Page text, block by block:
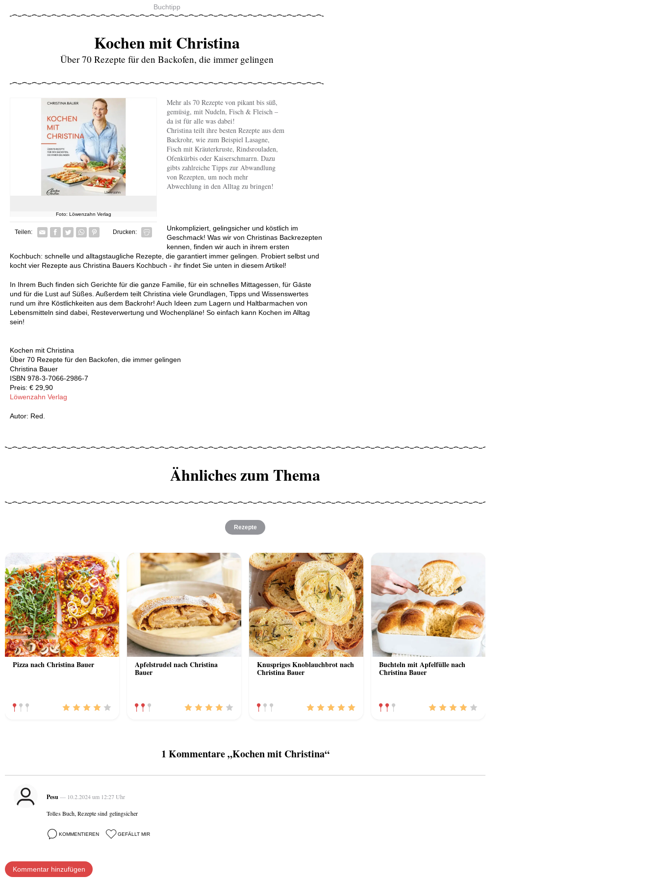
Buchtipp
Kochen mit Christina
Über 70 Rezepte für den Backofen, die immer gelingen
Foto: Löwenzahn Verlag
Teilen: Facebook
TwitterWhatsapp senden
Pin it Drucken:
Mehr als 70 Rezepte von pikant bis süß,
gemüsig, mit Nudeln, Fisch & Fleisch –
da ist für alle was dabei!
Christina teilt ihre besten Rezepte aus dem
Backrohr, wie zum Beispiel Lasagne,
Fisch mit Kräuterkruste, Rindsrouladen,
Ofenkürbis oder Kaiserschmarrn. Dazu
gibts zahlreiche Tipps zur Abwandlung
von Rezepten, um noch mehr
Abwechlung in den Alltag zu bringen!
Unkompliziert, gelingsicher und köstlich im
Geschmack! Was wir von Christinas Backrezepten
kennen, finden wir auch in ihrem ersten
Kochbuch: schnelle und alltagstaugliche Rezepte, die garantiert immer gelingen. Probiert selbst und
kocht vier Rezepte aus Christina Bauers Kochbuch - ihr findet Sie unten in diesem Artikel!
In Ihrem Buch finden sich Gerichte für die ganze Familie, für ein schnelles Mittagessen, für Gäste
und für die Lust auf Süßes. Außerdem teilt Christina viele Grundlagen, Tipps und Wissenswertes
rund um ihre Köstlichkeiten aus dem Backrohr! Auch Ideen zum Lagern und Haltbarmachen von
Lebensmitteln sind dabei, Resteverwertung und Wochenpläne! So einfach kann Kochen im Alltag
sein!
Kochen mit Christina
Über 70 Rezepte für den Backofen, die immer gelingen
Christina Bauer
ISBN 978-3-7066-2986-7
Preis: € 29,90
Löwenzahn Verlag
Autor: Red.
Ähnliches zum Thema
Rezepte
Pizza nach Christina Bauer Apfelstrudel nach Christina
Bauer
Knuspriges Knoblauchbrot nach
Christina Bauer
Buchteln mit Apfelfülle nach
Christina Bauer
1 Kommentare „Kochen mit Christina“
Pesu— 10.2.2024 um 12:27 Uhr
Tolles Buch, Rezepte sind gelingsicher
KOMMENTIEREN GEFÄLLT MIR
Kommentar hinzufügen